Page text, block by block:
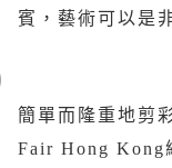
賓，藝術可以是
簡單而隆重地剪
Fair Hong Kong